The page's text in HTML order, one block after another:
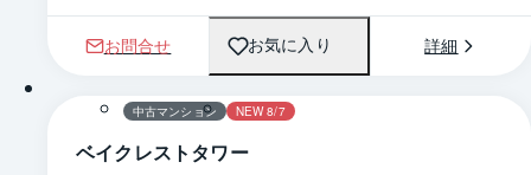
お問合せ お気に入り 詳細
1 / 0 間取り
中古マンション NEW 8/7
ベイクレストタワー